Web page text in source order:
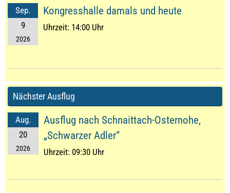
Sep.
9
2026
Kongresshalle damals und heute
Uhrzeit: 14:00 Uhr
Nächster Ausflug
Aug.
20
2026
Ausflug nach Schnaittach-Osternohe,
„Schwarzer Adler“
Uhrzeit: 09:30 Uhr